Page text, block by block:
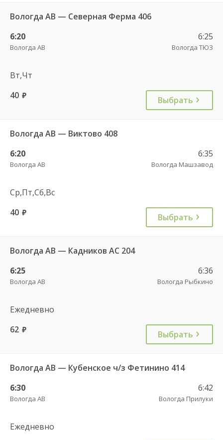
Вологда АВ — Северная Ферма 406
6:20
Вологда АВ
6:25
Вологда ТЮЗ
Вт,Чт
40 руб. Выбрать
Вологда АВ — Виктово 408
6:20
Вологда АВ
6:35
Вологда Машзавод
Ср,Пт,Сб,Вс
40 руб. Выбрать
Вологда АВ — Кадников АС 204
6:25
Вологда АВ
6:36
Вологда Рыбкино
Ежедневно
62 руб. Выбрать
Вологда АВ — Кубенское ч/з Фетинино 414
6:30
Вологда АВ
6:42
Вологда Прилуки
Ежедневно